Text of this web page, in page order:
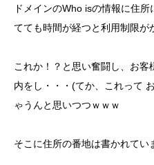
ドメインのWho isの情報に住
てても時間が経つと利用制限が
これか！？と思い奮闘し、お
内をし・・・(てか、これって
ゃうんと思いつつｗｗｗ
そこに住所の番地は書かれてい